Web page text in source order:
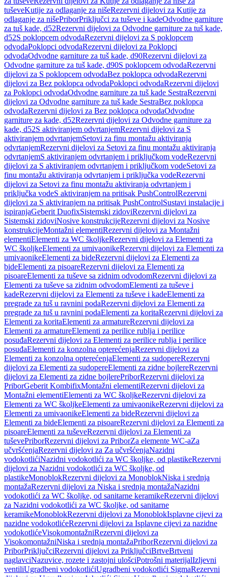
tuševeKutije za odlaganje za nišeRezervni dijelovi za Kutije za
odlaganje za nišePriborPriključci za tuševe i kadeOdvodne garniture
za tuš kade, d52Rezervni dijelovi za Odvodne garniture za tuš kade,
d52S poklopcem odvodaRezervni dijelovi za S poklopcem
odvodaPoklopci odvodaRezervni dijelovi za Poklopci
odvodaOdvodne garniture za tuš kade, d90Rezervni dijelovi za
Odvodne garniture za tuš kade, d90S poklopcem odvodaRezervni
dijelovi za S poklopcem odvodaBez poklopca odvodaRezervni
dijelovi za Bez poklopca odvodaPoklopci odvodaRezervni dijelovi
za Poklopci odvodaOdvodne garniture za tuš kade SestraRezervni
dijelovi za Odvodne garniture za tuš kade SestraBez poklopca
odvodaRezervni dijelovi za Bez poklopca odvodaOdvodne
garniture za kade, d52Rezervni dijelovi za Odvodne garniture za
kade, d52S aktiviranjem odvrtanjemRezervni dijelovi za S
aktiviranjem odvrtanjemSetovi za finu montažu aktiviranja
odvrtanjemRezervni dijelovi za Setovi za finu montažu aktiviranja
odvrtanjemS aktiviranjem odvrtanjem i priključkom vodeRezervni
dijelovi za S aktiviranjem odvrtanjem i priključkom vodeSetovi za
finu montažu aktiviranja odvrtanjem i priključka vodeRezervni
dijelovi za Setovi za finu montažu aktiviranja odvrtanjem i
priključka vodeS aktiviranjem na pritisak PushControlRezervni
dijelovi za S aktiviranjem na pritisak PushControlSustavi instalacije i
ispiranjaGeberit DuofixSistemski zidoviRezervni dijelovi za
Sistemski zidoviNosive konstrukcijeRezervni dijelovi za Nosive
konstrukcijeMontažni elementiRezervni dijelovi za Montažni
elementiElementi za WC školjkeRezervni dijelovi za Elementi za
WC školjkeElementi za umivaonikeRezervni dijelovi za Elementi za
umivaonikeElementi za bideRezervni dijelovi za Elementi za
bideElementi za pisoareRezervni dijelovi za Elementi za
pisoareElementi za tuševe sa zidnim odvodomRezervni dijelovi za
Elementi za tuševe sa zidnim odvodomElementi za tuševe i
kadeRezervni dijelovi za Elementi za tuševe i kadeElementi za
pregrade za tuš u ravnini podaRezervni dijelovi za Elementi za
pregrade za tuš u ravnini podaElementi za koritaRezervni dijelovi za
Elementi za koritaElementi za armatureRezervni dijelovi za
Elementi za armatureElementi za perilice rublja i perilice
posuđaRezervni dijelovi za Elementi za perilice rublja i perilice
posuđaElementi za konzolna opterećenjaRezervni dijelovi za
Elementi za konzolna opterećenjaElementi za sudopereRezervni
dijelovi za Elementi za sudopereElementi za zidne bojlereRezervni
dijelovi za Elementi za zidne bojlerePriborRezervni dijelovi za
PriborGeberit KombifixMontažni elementiRezervni dijelovi za
Montažni elementiElementi za WC školjkeRezervni dijelovi za
Elementi za WC školjkeElementi za umivaonikeRezervni dijelovi za
Elementi za umivaonikeElementi za bideRezervni dijelovi za
Elementi za bideElementi za pisoareRezervni dijelovi za Elementi za
pisoareElementi za tuševeRezervni dijelovi za Elementi za
tuševePriborRezervni dijelovi za PriborZa elemente WC-aZa
učvršćenjaRezervni dijelovi za Za učvršćenjaNazidni
vodokotlićiNazidni vodokotlići za WC školjke, od plastikeRezervni
dijelovi za Nazidni vodokotlići za WC školjke, od
plastikeMonoblokRezervni dijelovi za MonoblokNiska i srednja
montažaRezervni dijelovi za Niska i srednja montažaNazidni
vodokotlići za WC školjke, od sanitarne keramikeRezervni dijelovi
za Nazidni vodokotlići za WC školjke, od sanitarne
keramikeMonoblokRezervni dijelovi za MonoblokIsplavne cijevi za
nazidne vodokotlićeRezervni dijelovi za Isplavne cijevi za nazidne
vodokotlićeVisokomontažniRezervni dijelovi za
VisokomontažniNiska i srednja montažaPriborRezervni dijelovi za
PriborPriključciRezervni dijelovi za PriključciBrtveBrtveni
naglavciNazuvice, rozete i zastojni ulošciPotrošni materijalIzljevni
ventiliUgradbeni vodokotlićiUgradbeni vodokotlići SigmaRezervni